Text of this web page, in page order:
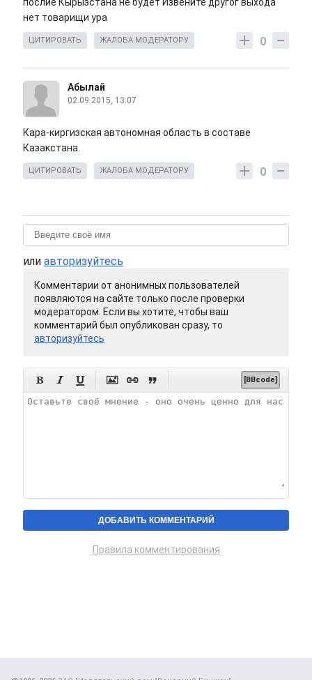
нет товарищи ура
0
ЦИТИРОВАТЬ ЖАЛОБА МОДЕРАТОРУ
Абылай
02.09.2015, 13:07
Кара-киргизская автономная область в составе
Казакстана.
0
ЦИТИРОВАТЬ ЖАЛОБА МОДЕРАТОРУ
или авторизуйтесь
Комментарии от анонимных пользователей
появляются на сайте только после проверки
модератором. Если вы хотите, чтобы ваш
комментарий был опубликован сразу, то
авторизуйтесь
      [BBcode]
Правила комментирования